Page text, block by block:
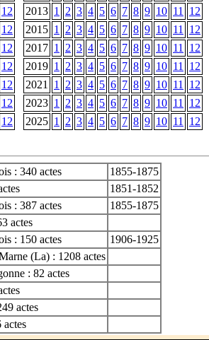
12 2013 1 2 3 4 5 6 7 8 9 10 11
12
12 2015 1 2 3 4 5 6 7 8 9 10 11
12
12 2017 1 2 3 4 5 6 7 8 9 10 11
12
12 2019 1 2 3 4 5 6 7 8 9 10 11
12
12 2021 1 2 3 4 5 6 7 8 9 10 11
12
12 2023 1 2 3 4 5 6 7 8 9 10 11
12
12 2025 1 2 3 4 5 6 7 8 9 10 11
12
: 340 actes
1855-1875
1851-1852
: 387 actes
1855-1875
actes
: 150 actes
1906-1925
(La) : 1208 actes
: 82 actes
actes